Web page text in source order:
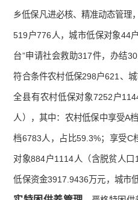
乡低保凡进必核、精准动态管理
519户776人，城市低保对象44
台”申请社会救助317件，办结
符合条件农村低保298户621、
全县有农村低保对象7252户
人），其中：农村低保中享受A
档6783人，占比59.3%；享受C
对象884户1114人（含脱贫人
低保资金3917.9436万元，城市